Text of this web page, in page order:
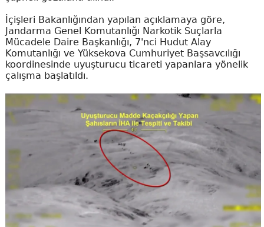
İçişleri Bakanlığından yapılan açıklamaya göre,
Jandarma Genel Komutanlığı Narkotik Suçlarla
Mücadele Daire Başkanlığı, 7'nci Hudut Alay
Komutanlığı ve Yüksekova Cumhuriyet Başsavcılığı
koordinesinde uyuşturucu ticareti yapanlara yönelik
çalışma başlatıldı.